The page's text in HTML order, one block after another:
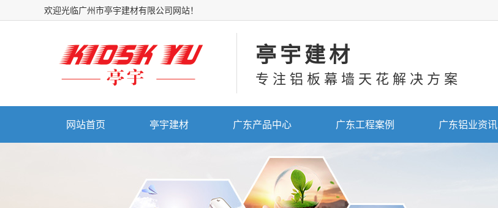
欢迎光临广州市亭宇建材有限公司网站！
亭宇建材
专注铝板幕墙天花解决方案
网站首页 亭宇建材 广东产品中心 广东工程案例 广东铝业资讯